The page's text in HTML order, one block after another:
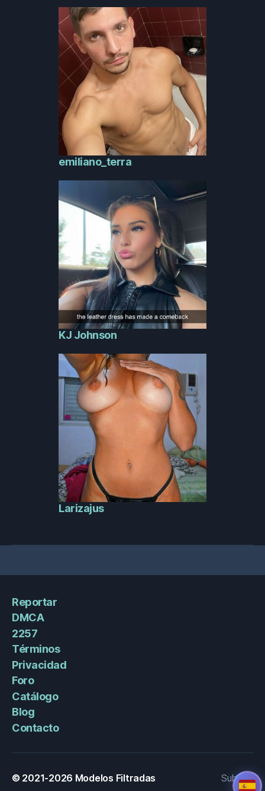
emiliano_terra
KJ Johnson
Larizajus
Reportar
DMCA
2257
Términos
Privacidad
Foro
Catálogo
Blog
Contacto
© 2021-2026 Modelos Filtradas Subir↑